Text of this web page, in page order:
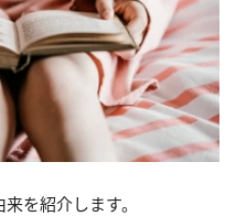
を紹介します。